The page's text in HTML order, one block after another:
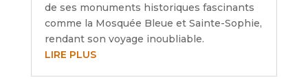
de ses monuments historiques fascinants
comme la Mosquée Bleue et Sainte-Sophie,
rendant son voyage inoubliable.
LIRE PLUS